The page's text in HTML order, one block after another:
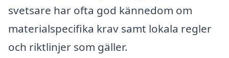
svetsare har ofta god kännedom om
materialspecifika krav samt lokala regler
och riktlinjer som gäller.